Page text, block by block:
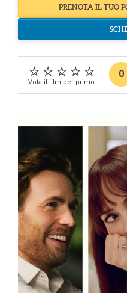
PRENOTA IL TUO
Vota il film per primo
0